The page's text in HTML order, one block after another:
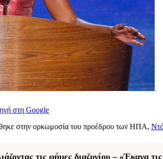
στη Google
στην ορκωμοσία του προέδρου των ΗΠΑ,
τις φήμες διαζυγίου – «Έκανα